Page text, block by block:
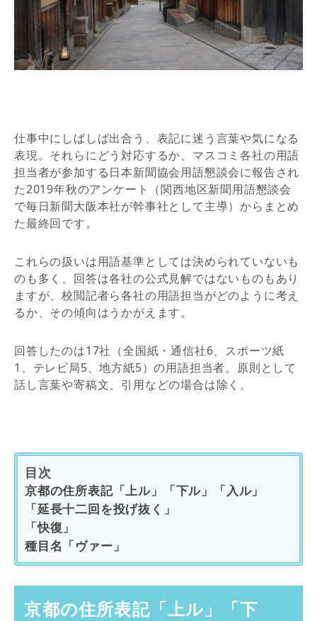
仕事中にしばしば出合う、表記に迷う言葉や気になる
表現。それらにどう対応するか、マスコミ各社の用語
担当者が参加する日本新聞協会用語懇談会に報告され
た2019年秋のアンケート（関西地区新聞用語懇談会
で毎日新聞大阪本社が幹事社として主導）からまとめ
た最終回です。
これらの扱いは用語基準としては決められていないも
のも多く、回答は各社の公式見解ではないものもあり
ますが、校閲記者ら各社の用語担当がどのように考え
るか、その傾向はうかがえます。
回答したのは17社（全国紙・通信社6、スポーツ紙
1、テレビ局5、地方紙5）の用語担当者。原則として
話し言葉や寄稿文、引用などの場合は除く。
目次
京都の住所表記「上ル」「下ル」「入ル」
「延長十二回を投げ抜く」
「快復」
種目名「ヴァー」
京都の住所表記「上ル」「下